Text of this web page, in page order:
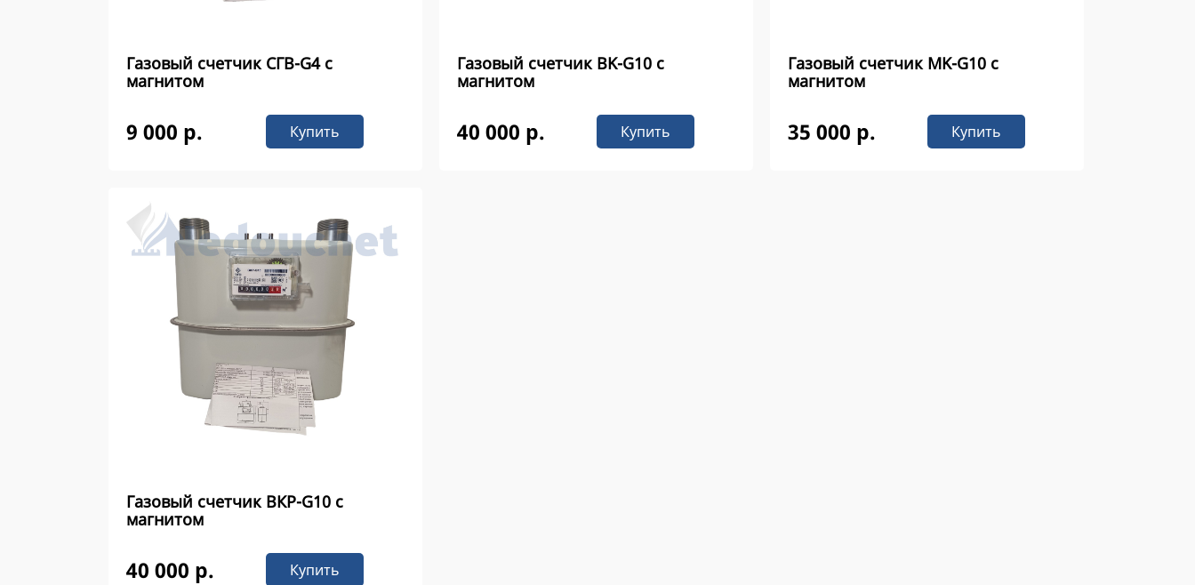
Газовый счетчик СГВ-G4 с
магнитом
9 000 р. Купить
Газовый счетчик BK-G10 с
магнитом
40 000 р. Купить
Газовый счетчик MK-G10 с
магнитом
35 000 р. Купить
Газовый счетчик ВКР-G10 с
магнитом
40 000 р. Купить